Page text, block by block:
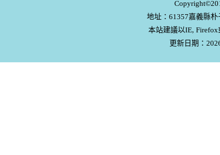
地址：61357嘉義縣
本站建議以IE,
更新日期：